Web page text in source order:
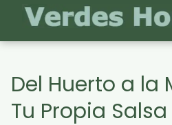
Del Huerto a la
Tu Propia